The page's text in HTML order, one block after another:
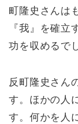
町隆史さんは
『我』を確
功を収めるで
反町隆史さん
す。ほかの人
す。何かを人